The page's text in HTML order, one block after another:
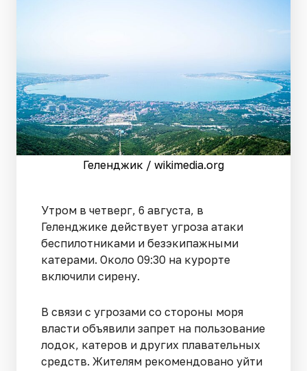
Геленджик / wikimedia.org
Утром в четверг, 6 августа, в
Геленджике действует угроза атаки
беспилотниками и безэкипажными
катерами. Около 09:30 на курорте
включили сирену.
В связи с угрозами со стороны моря
власти объявили запрет на пользование
лодок, катеров и других плавательных
средств. Жителям рекомендовано уйти